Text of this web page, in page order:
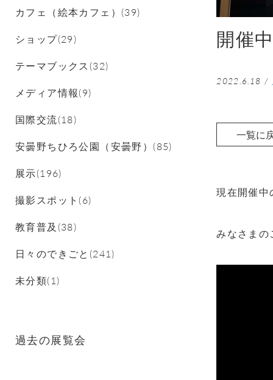
開催
2022.6.18 /
一覧に
現在開催
みなさま
カフェ（絵本カフェ）(39)
ショップ(29)
テーマブックス(32)
メディア情報(9)
国際交流(18)
安曇野ちひろ公園（安曇野）(85)
展示(196)
撮影スポット(6)
教育普及(38)
日々のできごと(241)
未分類(1)
過去の展覧会